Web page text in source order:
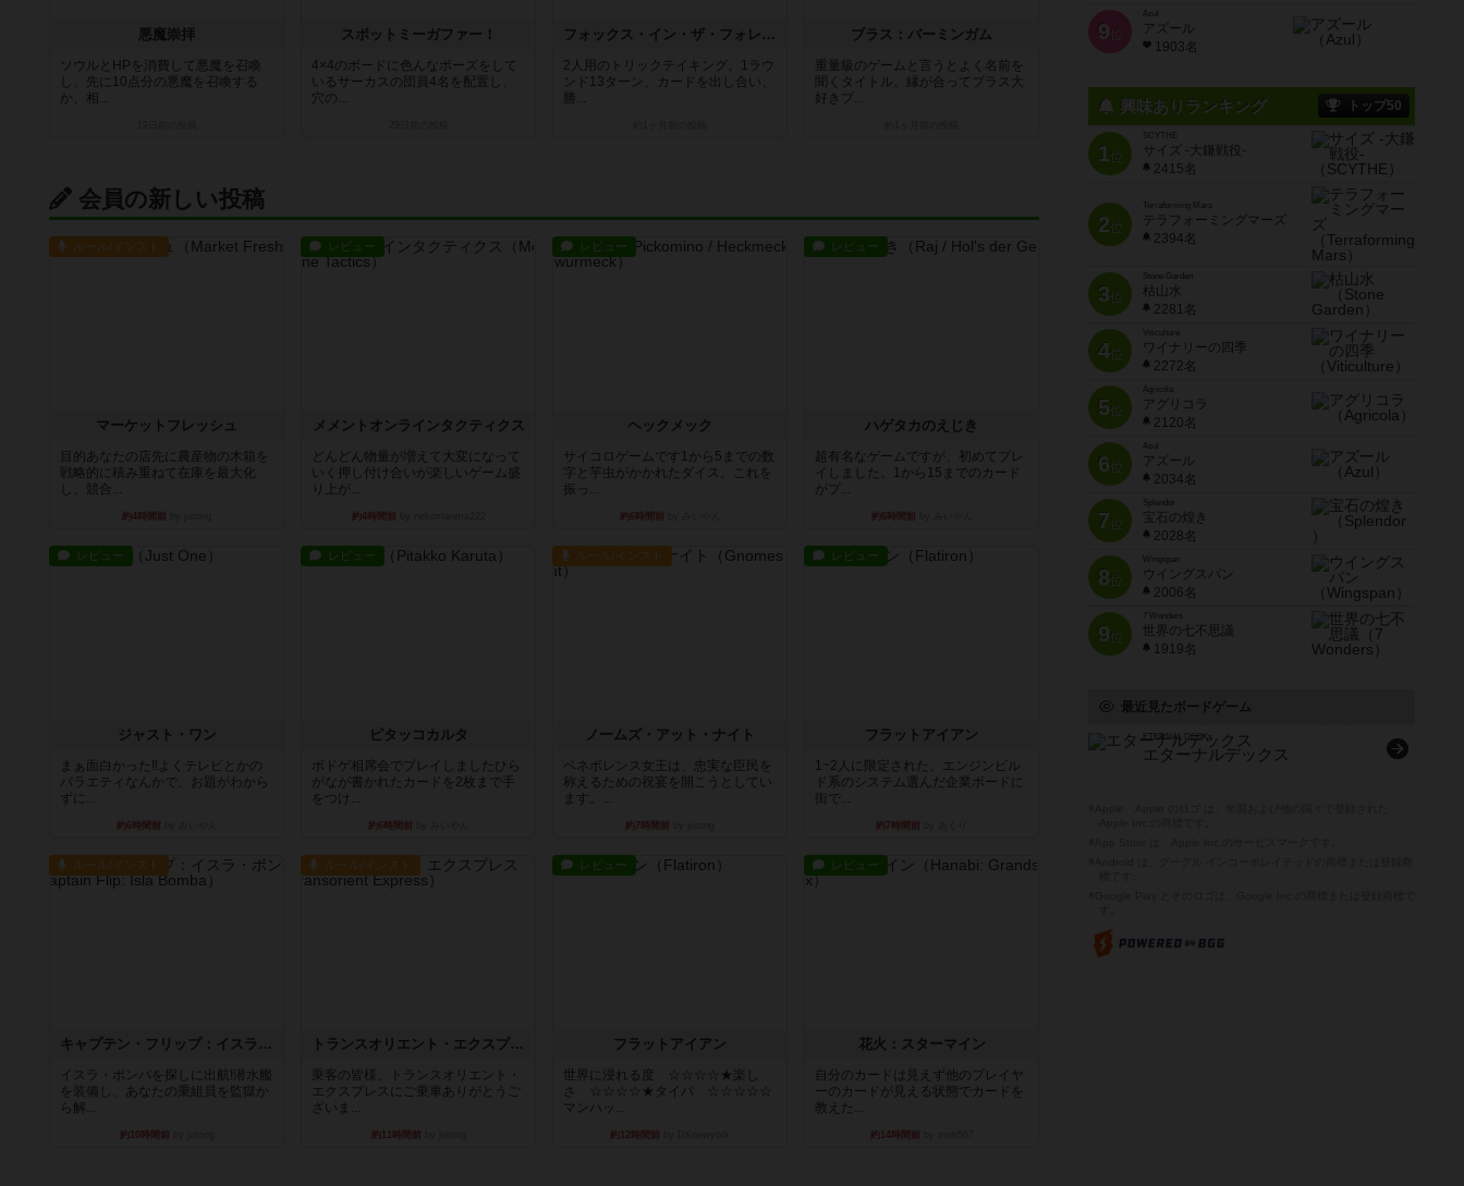
悪魔崇拝
ソウルとHPを消費して悪魔を召喚
し、先に10点分の悪魔を召喚する
か、相...
スポットミーガファー！
4×4のボードに色んなポーズをして
いるサーカスの団員4名を配置し、
穴の...
フォックス・イン・ザ・フォレスト
2人用のトリックテイキング。1ラウ
ンド13ターン、カードを出し合い、
勝...
ブラス：バーミンガム
重量級のゲームと言うとよく名前を
聞くタイトル。縁が合ってブラス大
好きプ...
会員の新しい投稿
ルール/インスト
マーケットフレッシュ
目的あなたの店先に農産物の木箱を
戦略的に積み重ねて在庫を最大化
し、競合...
約4時間前
レビュー
メメントオンラインタクティクス
どんどん物量が増えて大変になって
いく押し付け合いが楽しいゲーム盛
り上が...
約4時間前
レビュー
ヘックメック
サイコロゲームです1から5までの数
字と芋虫がかかれたダイス。これを
振っ...
約6時間前
レビュー
ハゲタカのえじき
超有名なゲームですが、初めてプレ
イしました。1から15までのカード
がプ...
約6時間前
レビュー
ジャスト・ワン
まぁ面白かった‼️よくテレビとかの
バラエティなんかで、お題がわから
ずに...
約6時間前
レビュー
ピタッコカルタ
ボドゲ相席会でプレイしましたひら
がなが書かれたカードを2枚まで手
をつけ...
約6時間前
ルール/インスト
ノームズ・アット・ナイト
ベネボレンス女王は、忠実な臣民を
称えるための祝宴を開こうとしてい
ます。...
約7時間前
レビュー
フラットアイアン
1~2人に限定された、エンジンビル
ド系のシステム選んだ企業ボードに
街で...
約7時間前
ルール/インスト
キャプテン・フリップ：イスラ・ボンバ
イスラ・ボンバを探しに出航!潜水艦
を装備し、あなたの乗組員を監獄か
ら解...
約10時間前
ルール/インスト
トランスオリエント・エクスプレス
乗客の皆様、トランスオリエント・
エクスプレスにご乗車ありがとうご
ざいま...
約11時間前
レビュー
フラットアイアン
世界に浸れる度 ☆☆☆☆★楽し
さ ☆☆☆☆★タイパ ☆☆☆☆☆
マンハッ...
約12時間前
レビュー
花火：スターマイン
自分のカードは見えず他のプレイヤ
ーのカードが見える状態でカードを
教えた...
約14時間前
9 位
Azul
アズール
1903名
興味ありランキング トップ50
1位
SCYTHE
サイズ -大鎌戦役-
2415名
2位
Terraforming Mars
テラフォーミングマーズ
2394名
3位
Stone Garden
枯山水
2281名
4位
Viticulture
ワイナリーの四季
2272名
5位
Agricola
アグリコラ
2120名
6位
Azul
アズール
2034名
7位
宝石の煌き
2028名
8位
Wingspan
ウイングスパン
2006名
9位
7 Wonders
世界の七不思議
1919名
最近見たボードゲーム
ETERNAL DECKs
エターナルデックス